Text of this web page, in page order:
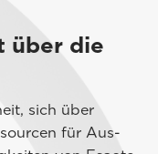
über die
sich über
für Aus-